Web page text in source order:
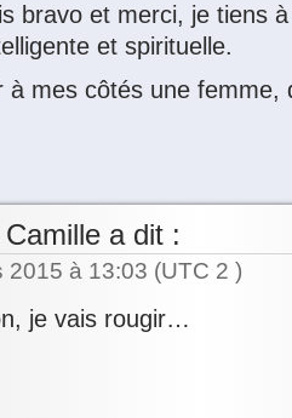
bravo et merci, je tiens
et spirituelle.
à mes côtés une
a dit :
2015 à 13:03 (UTC 2 )
je vais rougir…